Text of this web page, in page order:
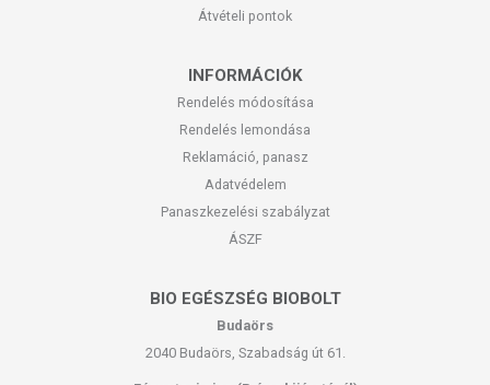
Átvételi pontok
INFORMÁCIÓK
Rendelés módosítása
Rendelés lemondása
Reklamáció, panasz
Adatvédelem
Panaszkezelési szabályzat
ÁSZF
BIO EGÉSZSÉG BIOBOLT
Budaörs
2040 Budaörs, Szabadság út 61.